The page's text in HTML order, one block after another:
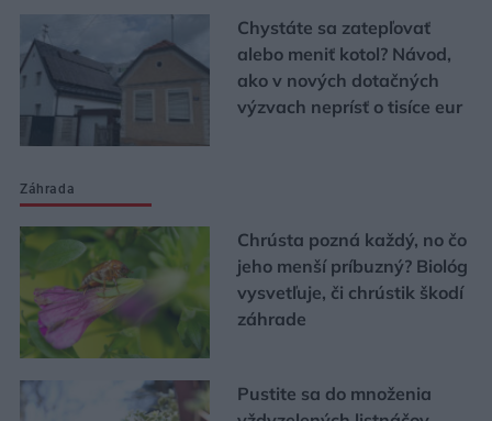
Chystáte sa zatepľovať
alebo meniť kotol? Návod,
ako v nových dotačných
výzvach neprísť o tisíce eur
Záhrada
Chrústa pozná každý, no čo
jeho menší príbuzný? Biológ
vysvetľuje, či chrústik škodí
záhrade
Pustite sa do množenia